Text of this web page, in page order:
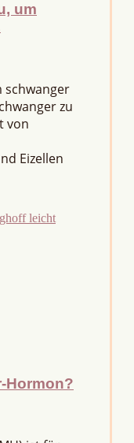
um
schwanger
zu
von
Eizellen
Hormon?